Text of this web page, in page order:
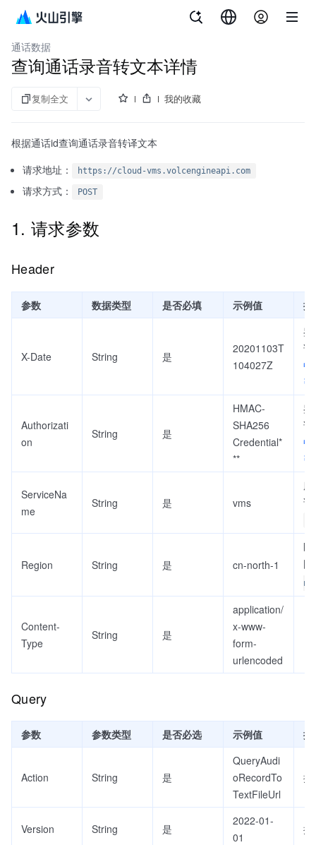
语音服务
通话数据
查询通话录音转文本详情
复制全文 我的收藏
根据通话id查询通话录音转译文本
请求地址：
https://cloud-vms.volcengineapi.com
请求方式： POST
1. 请求参数
Header
参数 数据类型 是否必填 示例值 描
X-Date String 是
20201103T
104027Z
鉴
请
中
引
Authorizati
on
String 是
HMAC-
SHA256
Credential*
**
鉴
请
中
引
ServiceNa
me
String 是 vms
该
Region String 是 cn-north-1
Content-
Type
String 是
application/
x-www-
form-
urlencoded
Query
参数 参数类型 是否必选 示例值 描
Action String 是
QueryAudi
oRecordTo
TextFileUrl
接
Version String 是
2022-01-
01
接